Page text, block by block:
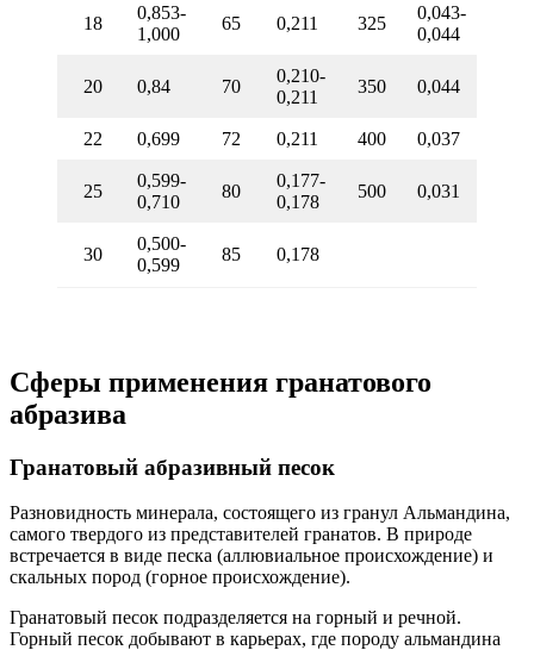
18
0,853-
1,000
65 0,211 325
0,043-
0,044
20 0,84 70
0,210-
0,211
350 0,044
22 0,699 72 0,211 400 0,037
25
0,599-
0,710
80
0,177-
0,178
500 0,031
30
0,500-
0,599
85 0,178
Сферы применения гранатового
абразива
Гранатовый абразивный песок
Разновидность минерала, состоящего из гранул Альмандина,
самого твердого из представителей гранатов. В природе
встречается в виде песка (аллювиальное происхождение) и
скальных пород (горное происхождение).
Гранатовый песок подразделяется на горный и речной.
Горный песок добывают в карьерах, где породу альмандина